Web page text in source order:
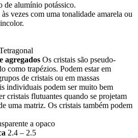
de alumínio potássico.
vezes com uma tonalidade amarela ou
agregados Os cristais são pseudo-
como trapézios. Podem estar em
de cristais ou em massas
individuais podem ser muito bem
cristais flutuantes quando se projetam
uma matriz. Os cristais também podem
a opaco
2.4 – 2.5